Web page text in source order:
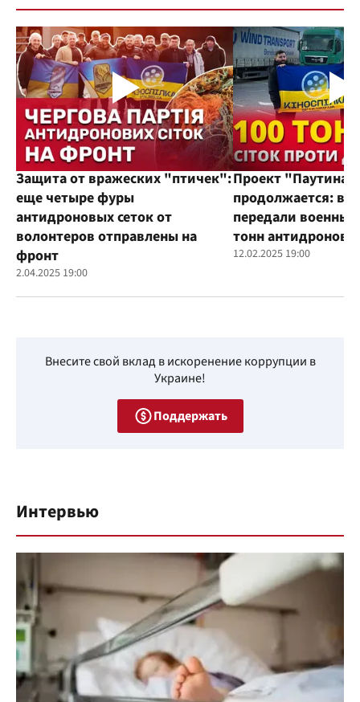
Защита от вражеских "птичек":
еще четыре фуры
антидроновых сеток от
волонтеров отправлены на
фронт
2.04.2025 19:00
Проект "Паутина"
продолжается:
передали
тонн
12.02.2025 19:00
Внесите свой вклад в искоренение коррупции в
Украине!
Поддержать
Интервью